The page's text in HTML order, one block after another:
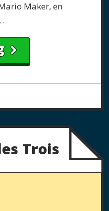
Maker, en
Trois